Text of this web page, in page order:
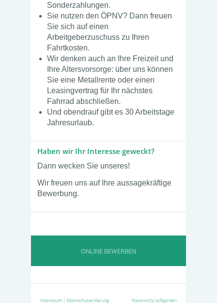
Sonderzahlungen.
Sie nutzen den ÖPNV? Dann freuen
Sie sich auf einen
Arbeitgeberzuschuss zu Ihren
Fahrtkosten.
Wir denken auch an Ihre Freizeit und
Ihre Altersvorsorge: über uns können
Sie eine Metallrente oder einen
Leasingvertrag für Ihr nächstes
Fahrrad abschließen.
Und obendrauf gibt es 30 Arbeitstage
Jahresurlaub.
Haben wir Ihr Interesse geweckt?
Dann wecken Sie unseres!
Wir freuen uns auf Ihre aussagekräftige
Bewerbung.
ONLINE BEWERBEN
Impressum | Datenschutzerklärung Powered by softgarden